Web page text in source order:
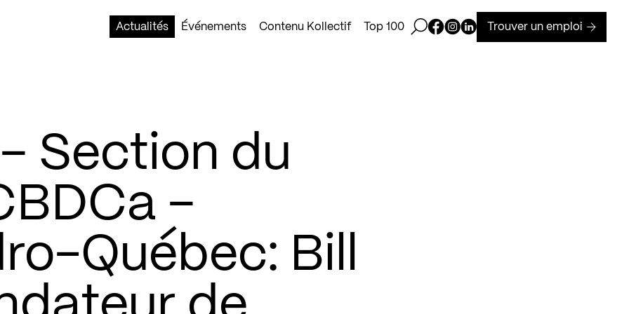
Actualités
Événements Contenu Kollectif Top 100 Ouvrir la barre de recherche
Page Facebook de Kollectif
Page Instagram de Kollectif
Page Linkedin de Kollectif
Trouver un emploi
Section du
–
Québec: Bill